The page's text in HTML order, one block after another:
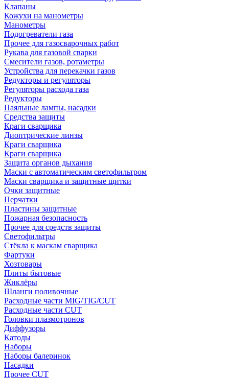
Клапаны
Кожухи на манометры
Манометры
Подогреватели газа
Прочее для газосварочных работ
Рукава для газовой сварки
Смесители газов, ротаметры
Устройства для перекачки газов
Редукторы и регуляторы
Регуляторы расхода газа
Редукторы
Паяльные лампы, насадки
Средства защиты
Краги сварщика
Диоптрические линзы
Краги сварщика
Краги сварщика
Защита органов дыхания
Маски с автоматическим светофильтром
Маски сварщика и защитные щитки
Очки защитные
Перчатки
Пластины защитные
Пожарная безопасность
Прочее для средств защиты
Светофильтры
Стёкла к маскам сварщика
Фартуки
Хозтовары
Плиты бытовые
Жиклёры
Шланги поливочные
Расходные части MIG/TIG/CUT
Расходные части CUT
Головки плазмотронов
Диффузоры
Катоды
Наборы
Наборы балеринок
Насадки
Прочее CUT